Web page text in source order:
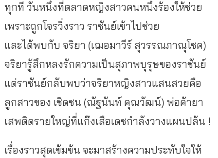
ทุกที วันหนึ่งที่ตลาดหญิงสาวคนหนึ่งร้องให้ช่วย
เพราะถูกโจรวิ่งราว ราชันย์เข้าไปช่วย
และได้พบกับ จริยา (เฌอมาวีร์ สุวรรณภาณุโชค)
จริยารู้สึกหลงรักความเป็นสุภาพบุรุษของราชันย์
แต่ราชันย์กลับพบว่าจริยาหญิงสาวแสนสวยคือ
ลูกสาวของ เชิดชน (ณัฐนันท์ คุณวัฒน์) พ่อค้ายา
เสพติดรายใหญ่ที่แก๊งเสือเดชกำลังวางแผนปล้น !
เรื่องราวสุดเข้มข้น จะมาสร้างความประทับใจให้